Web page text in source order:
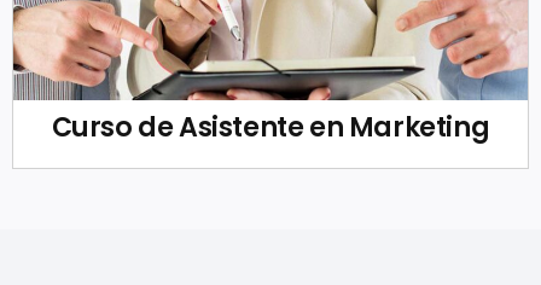
Curso de Asistente en Marketing